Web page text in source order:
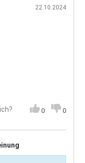
22.10.2024
0 0